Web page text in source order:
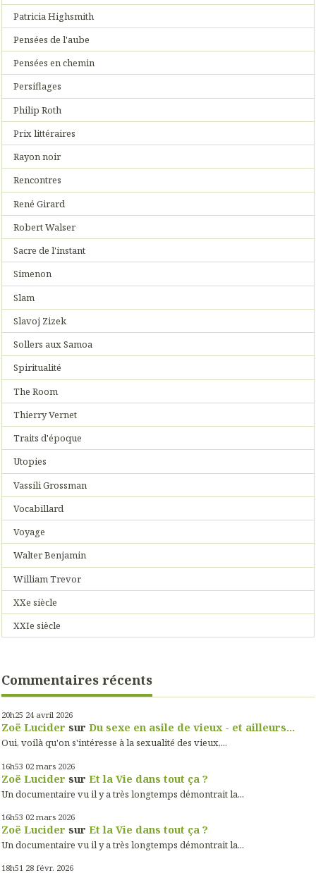
Patricia Highsmith
Pensées de l'aube
Pensées en chemin
Persiflages
Philip Roth
Prix littéraires
Rayon noir
Rencontres
René Girard
Robert Walser
Sacre de l'instant
Simenon
Slam
Slavoj Zizek
Sollers aux Samoa
Spiritualité
The Room
Thierry Vernet
Traits d'époque
Utopies
Vassili Grossman
Vocabillard
Voyage
Walter Benjamin
William Trevor
XXe siècle
XXIe siècle
Commentaires récents
20h25 24 avril 2026
Zoë Lucider sur Du sexe en asile de vieux - et ailleurs...
Oui, voilà qu'on s'intéresse à la sexualité des vieux,...
16h53 02 mars 2026
Zoë Lucider sur Et la Vie dans tout ça ?
Un documentaire vu il y a très longtemps démontrait la...
16h53 02 mars 2026
Zoë Lucider sur Et la Vie dans tout ça ?
Un documentaire vu il y a très longtemps démontrait la...
18h51 28 févr. 2026